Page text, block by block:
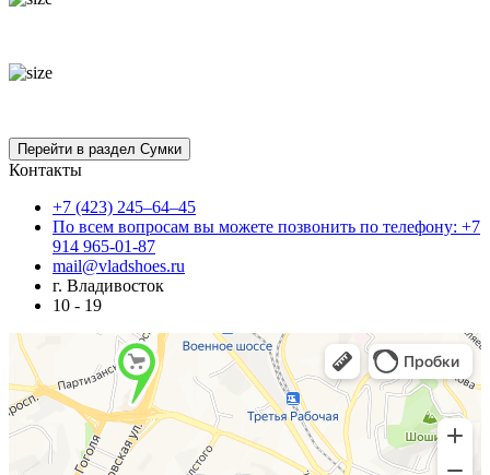
Контакты
+7 (423) 245–64–45
По всем вопросам вы можете позвонить по телефону: +7
914 965-01-87
mail@vladshoes.ru
г. Владивосток
10 - 19